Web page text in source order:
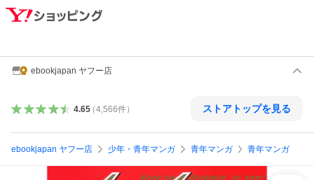
ebookjapan ヤフー店
4.65（4,566件） ストアトップを見る
ebookjapan ヤフー店 少年・青年マンガ 青年マンガ 青年マンガ